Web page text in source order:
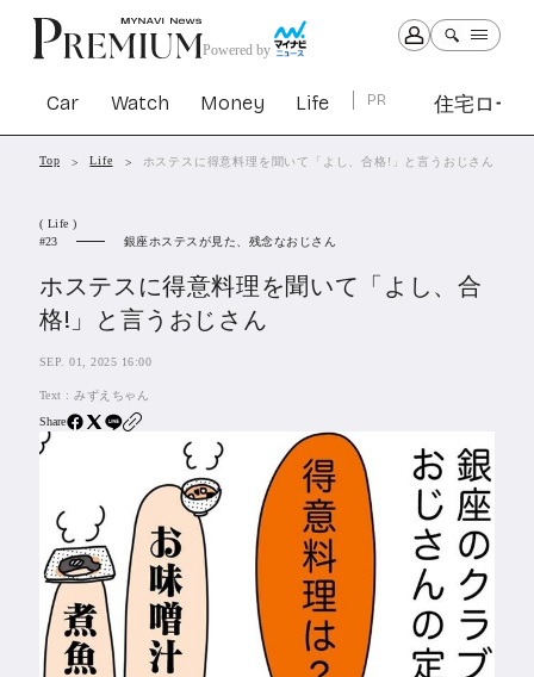
Powered by
Car Watch Money Life PR 住宅ロー
Car Watch Money
PR
住宅ローン
SBIネオトレード証券
All Articles
特集&連載記事
Feature
Series
Top Life ホステスに得意料理を聞いて「よし、合格!」と言うおじさん
( Life )
23
銀座ホステスが見た、残念なおじさん
ホステスに得意料理を聞いて「よし、合
格!」と言うおじさん
SEP. 01, 2025 16:00
Text :みずえちゃん
Share